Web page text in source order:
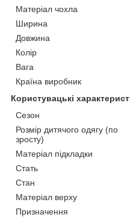
Матеріал чохла
Ширина
Довжина
Колір
Вага
Країна виробник
Користувацькі
Сезон
Розмір дитячого одягу (по
зросту)
Матеріал підкладки
Стать
Стан
Матеріал верху
Призначення